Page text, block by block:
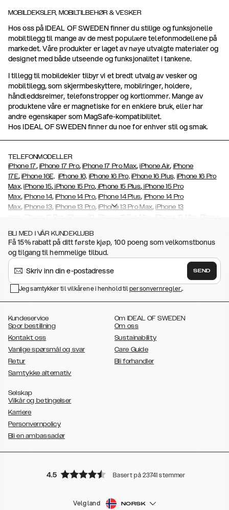
MOBILDEKSLER, MOBILTILBEHØR & VESKER
Hos oss på IDEAL OF SWEDEN finner du stilige og funksjonelle
mobiltilegg til mange av de mest populære telefonmodellene på
markedet. Våre produkter er laget av nøye utvalgte materialer og
designet med både utseende og funksjonalitet i tankene.
I tillegg til mobildekler tilbyr vi et bredt utvalg av vesker og
mobiltilegg, som skjermbeskyttere, mobilringer, holdere,
håndleddsreimer, telefonstropper og kortlommer. Mange av
produktene våre er magnetiske for en enklere bruk, eller har
andre egenskaper som MagSafe-kompatibilitet.
Hos IDEAL OF SWEDEN finner du noe for enhver stil og smak.
TELEFONMODELLER
iPhone 17, iPhone 17 Pro,iPhone 17 Pro Max,iPhone Air, iPhone
17E,iPhone 16E, iPhone 16, iPhone 16 Pro, iPhone 16 Plus, iPhone 16 Pro
Max, iPhone 15, iPhone 15 Pro, iPhone 15 Plus, iPhone 15 Pro
Max,iPhone 14,iPhone 14 Pro,iPhone 14 Plus, iPhone 14 Pro
Max,iPhone 13,iPhone 13 Pro,iPhone 13 Pro Max,iPhone 13
iPhone 12 Pro iPhone 12 iPhone 12 Pro Max iPhone 12 Mini
iPhone
XR ,iPhone X,iPhone SE (2020)
, iPhone 6/6s , iPhone 6/6s Plus ,iPhone 5/5s/SE ,
S26, Galaxy S26+,Galaxy S26 Ultra,Samsung Galaxy S25,Galaxy
S25+ ,Galaxy S25 Ultra,Galaxy S24,
Galaxy S24
Ultra,
Galaxy S22 ,
Galaxy S22 Plus,Galaxy S22 Ultra,Galaxy A52/ A52s 5G
Galaxy S9+,Galaxy S8 Galaxy S8+
BLI MED I VÅR KUNDEKLUBB
Få 15% rabatt på ditt første kjøp, 100 poeng som velkomstbonus
og tilgang til hemmelige tilbud.
SEND
Jeg samtykker til vilkårene i henhold tilpersonvernregler..
Kundeservice
Spor bestillning
Kontakt oss
Vanlige spørsmål og svar
Retur
Samtykke alternativ
Om IDEAL OF SWEDEN
Om oss
Sustainability
Care Guide
Bli forhandler
Selskap
Vilkår og betingelser
Karriere
Personvernpolicy
Bli en ambassadør
4.5 Basert på 23741 stemmer
Velg land NORSK